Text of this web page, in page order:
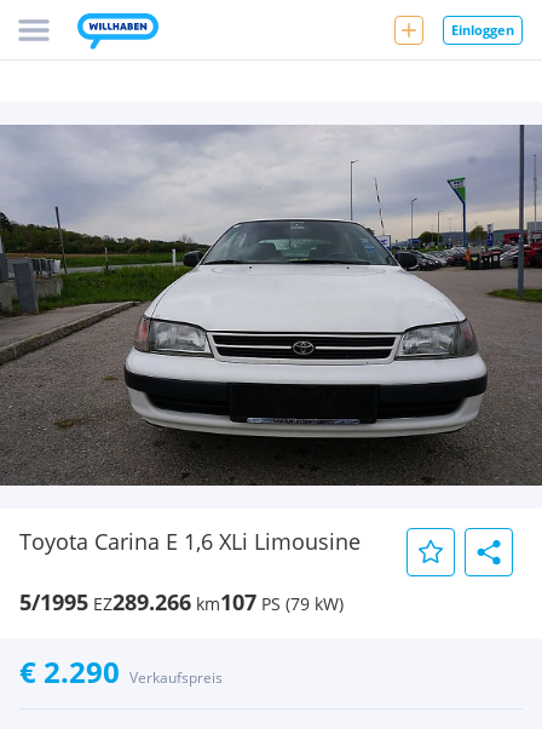
Einloggen
Toyota Carina E 1,6 XLi Limousine
5/1995 EZ289.266 km107 PS (79 kW)
€ 2.290 Verkaufspreis